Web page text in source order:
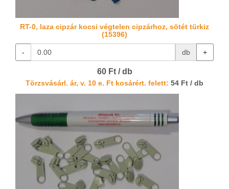
RT-0, laza cipzár kocsi végtelen cipzárhoz, sötét türkiz
(15396)
- db +
60 Ft / db
Törzsvásárl. ár, v. 10 e. Ft kosárért. felett: 54 Ft / db